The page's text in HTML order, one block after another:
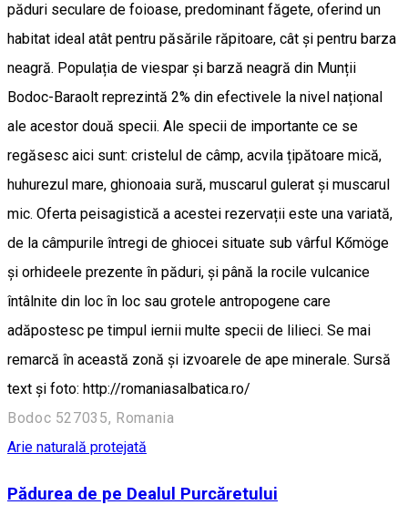
păduri seculare de foioase, predominant făgete, oferind un
habitat ideal atât pentru păsările răpitoare, cât și pentru barza
neagră. Populația de viespar și barză neagră din Munții
Bodoc-Baraolt reprezintă 2% din efectivele la nivel național
ale acestor două specii. Ale specii de importante ce se
regăsesc aici sunt: cristelul de câmp, acvila țipătoare mică,
huhurezul mare, ghionoaia sură, muscarul gulerat și muscarul
mic. Oferta peisagistică a acestei rezervații este una variată,
de la câmpurile întregi de ghiocei situate sub vârful Kőmöge
și orhideele prezente în păduri, și până la rocile vulcanice
întâlnite din loc în loc sau grotele antropogene care
adăpostesc pe timpul iernii multe specii de lilieci. Se mai
remarcă în această zonă și izvoarele de ape minerale. Sursă
text și foto: http://romaniasalbatica.ro/
Bodoc 527035, Romania
Arie naturală protejată
Pădurea de pe Dealul Purcăretului